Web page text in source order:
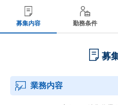
募集内容 勤務条件
募
業務内容